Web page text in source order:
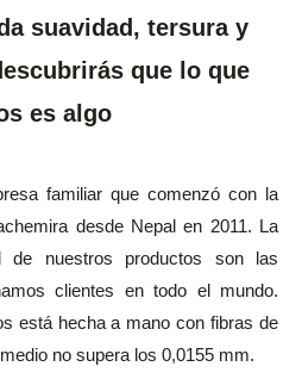
suavidad, tersura y
que lo que
es algo
familiar que comenzó con la
desde Nepal en 2011. La
de nuestros productos son las
clientes en todo el mundo.
está hecha a mano con fibras de
no supera los 0,0155 mm.